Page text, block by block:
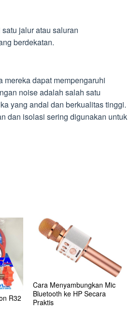
jalur atau saluran
berdekatan.
dapat mempengaruhi
noise adalah salah satu
yang andal dan berkualitas tinggi.
dan isolasi sering digunakan untuk
R32
Cara Menyambungkan Mic
Bluetooth ke HP Secara
Praktis